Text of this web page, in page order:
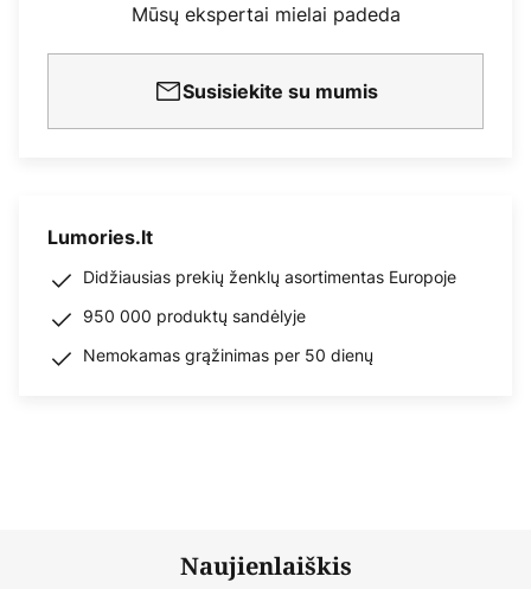
Mūsų ekspertai mielai padeda
Susisiekite su mumis
Lumories.lt
Didžiausias prekių ženklų asortimentas Europoje
950 000 produktų sandėlyje
Nemokamas grąžinimas per 50 dienų
Naujienlaiškis